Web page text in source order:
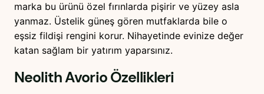
marka bu ürünü özel fırınlarda pişirir ve yüzey asla
yanmaz. Üstelik güneş gören mutfaklarda bile o
eşsiz fildişi rengini korur. Nihayetinde evinize değer
katan sağlam bir yatırım yaparsınız.
Neolith AvorioÖzellikleri